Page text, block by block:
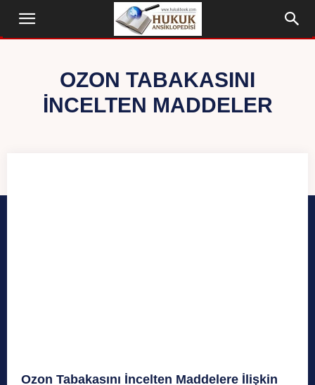
OZON TABAKASINI
İNCELTEN MADDELER
Ozon Tabakasını İncelten Maddelere İlişkin